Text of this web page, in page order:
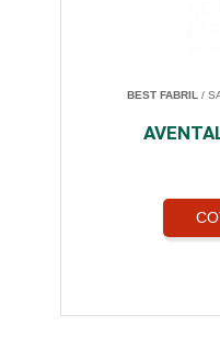
BEST FABRIL /